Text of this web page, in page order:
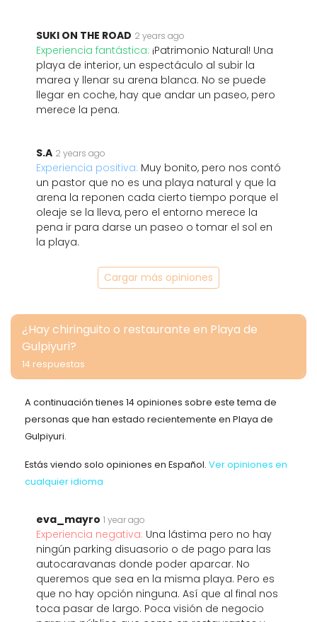
SUKI ON THE ROAD 2 years ago
Experiencia fantástica: ¡Patrimonio Natural! Una
playa de interior, un espectáculo al subir la
marea y llenar su arena blanca. No se puede
llegar en coche, hay que andar un paseo, pero
merece la pena.
S.A 2 years ago
Experiencia positiva: Muy bonito, pero nos contó
un pastor que no es una playa natural y que la
arena la reponen cada cierto tiempo porque el
oleaje se la lleva, pero el entorno merece la
pena ir para darse un paseo o tomar el sol en
la playa.
Cargar más opiniones
¿Hay chiringuito o restaurante en Playa de
Gulpiyuri?
14 respuestas
A continuación tienes 14 opiniones sobre este tema de
personas que han estado recientemente en Playa de
Gulpiyuri.
Estás viendo solo opiniones en Español. Ver opiniones en
cualquier idioma
eva_mayro 1 year ago
Experiencia negativa: Una lástima pero no hay
ningún parking disuasorio o de pago para las
autocaravanas donde poder aparcar. No
queremos que sea en la misma playa. Pero es
que no hay opción ninguna. Así que al final nos
toca pasar de largo. Poca visión de negocio